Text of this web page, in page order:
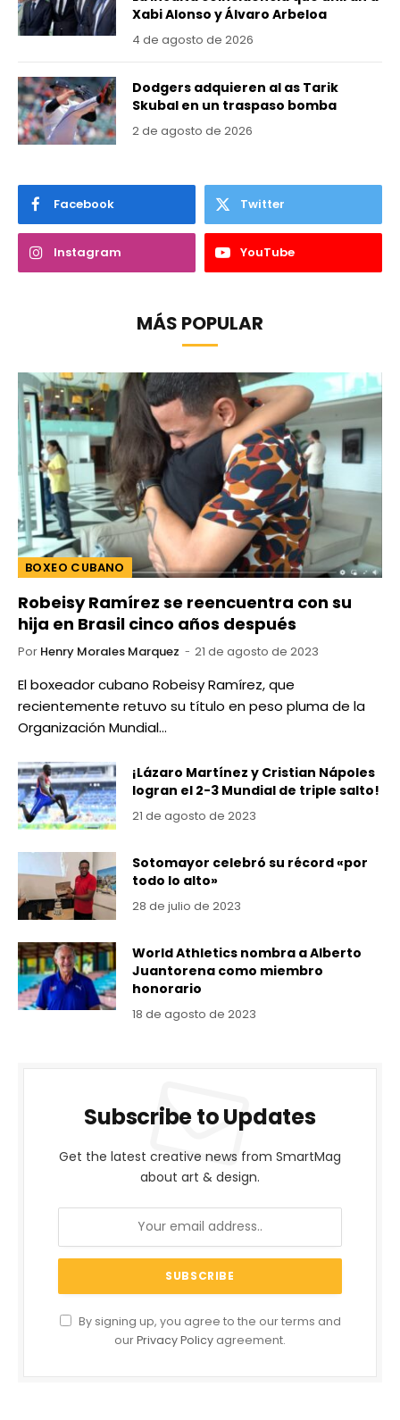
Xabi Alonso y Álvaro Arbeloa
4 de agosto de 2026
Dodgers adquieren al as Tarik
Skubal en un traspaso bomba
2 de agosto de 2026
Facebook Twitter
Instagram YouTube
MÁS POPULAR
BOXEO CUBANO
Robeisy Ramírez se reencuentra con su
hija en Brasil cinco años después
Por Henry Morales Marquez 21 de agosto de 2023
El boxeador cubano Robeisy Ramírez, que
recientemente retuvo su título en peso pluma de la
Organización Mundial…
¡Lázaro Martínez y Cristian Nápoles
logran el 2-3 Mundial de triple salto!
21 de agosto de 2023
Sotomayor celebró su récord «por
todo lo alto»
28 de julio de 2023
World Athletics nombra a Alberto
Juantorena como miembro
honorario
18 de agosto de 2023
Subscribe to Updates
Get the latest creative news from SmartMag
about art & design.
By signing up, you agree to the our terms and
ourPrivacy Policy agreement.